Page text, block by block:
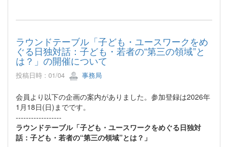
ラウンドテーブル「子ども・ユースワークをめ
ぐる日独対話：子ども・若者の“第三の領域”と
は？」の開催について
投稿日時 : 01/04 事務局
会員より以下の企画の案内がありました。参加登録は2026年
1月18日(日)までです。
------------------
ラウンドテーブル「子ども・ユースワークをめぐる日独対
話：子ども・若者の“第三の領域”とは？」